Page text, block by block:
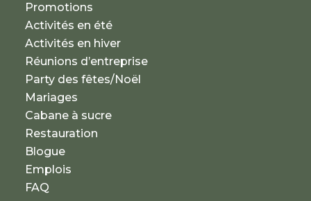
Promotions
Activités en été
Activités en hiver
Réunions d’entreprise
Party des fêtes/Noël
Mariages
Cabane à sucre
Restauration
Blogue
Emplois
FAQ